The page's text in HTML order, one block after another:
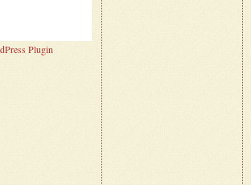
Plugin